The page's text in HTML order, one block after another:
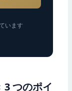
います
3 つのポイ